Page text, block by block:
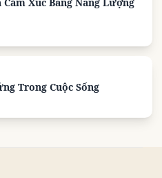
Trong Cuộc Sống